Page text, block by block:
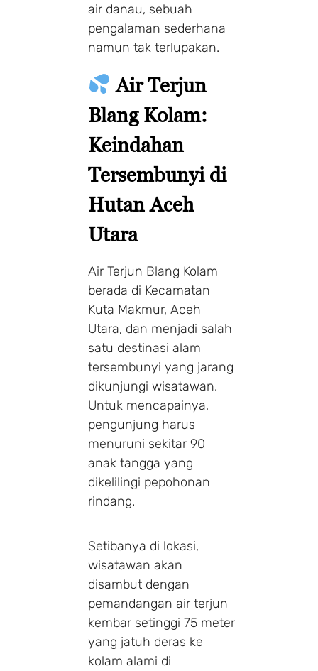
air danau, sebuah
pengalaman sederhana
namun tak terlupakan.
Air Terjun
Blang Kolam:
Keindahan
Tersembunyi di
Hutan Aceh
Utara
Air Terjun Blang Kolam
berada di Kecamatan
Kuta Makmur, Aceh
Utara, dan menjadi salah
satu destinasi alam
tersembunyi yang jarang
dikunjungi wisatawan.
Untuk mencapainya,
pengunjung harus
menuruni sekitar 90
anak tangga yang
dikelilingi pepohonan
rindang.
Setibanya di lokasi,
wisatawan akan
disambut dengan
pemandangan air terjun
kembar setinggi 75 meter
yang jatuh deras ke
kolam alami di